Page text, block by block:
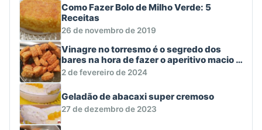
Como Fazer Bolo de Milho Verde: 5
Receitas
26 de novembro de 2019
Vinagre no torresmo é o segredo dos
bares na hora de fazer o aperitivo macio e
crocante
2 de fevereiro de 2024
Geladão de abacaxi super cremoso
27 de dezembro de 2023